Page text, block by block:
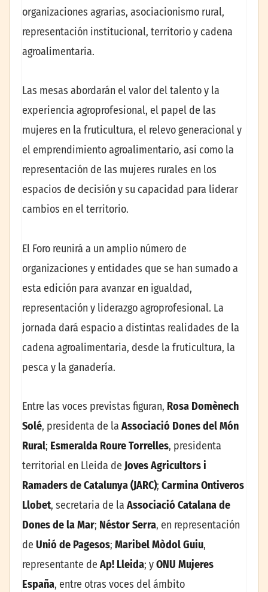
organizaciones agrarias, asociacionismo rural,
representación institucional, territorio y cadena
agroalimentaria.
Las mesas abordarán el valor del talento y la
experiencia agroprofesional, el papel de las
mujeres en la fruticultura, el relevo generacional y
el emprendimiento agroalimentario, así como la
representación de las mujeres rurales en los
espacios de decisión y su capacidad para liderar
cambios en el territorio.
El Foro reunirá a un amplio número de
organizaciones y entidades que se han sumado a
esta edición para avanzar en igualdad,
representación y liderazgo agroprofesional. La
jornada dará espacio a distintas realidades de la
cadena agroalimentaria, desde la fruticultura, la
pesca y la ganadería.
Entre las voces previstas figuran, Rosa Domènech
Solé, presidenta de la Associació Dones del Món
Rural; Esmeralda Roure Torrelles, presidenta
territorial en Lleida de Joves Agricultors i
Ramaders de Catalunya (JARC); Carmina Ontiveros
Llobet, secretaria de la Associació Catalana de
Dones de la Mar; Néstor Serra, en representación
de Unió de Pagesos; Maribel Mòdol Guiu,
representante de Ap! Lleida; yONU Mujeres
España, entre otras voces del ámbito